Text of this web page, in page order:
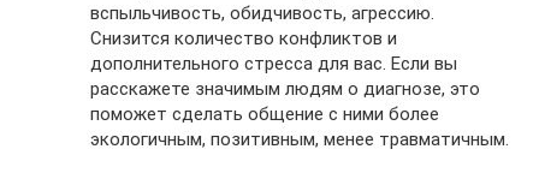
вспыльчивость, обидчивость, агрессию.
Снизится количество конфликтов и
дополнительного стресса для вас. Если вы
расскажете значимым людям о диагнозе, это
поможет сделать общение с ними более
экологичным, позитивным, менее травматичным.